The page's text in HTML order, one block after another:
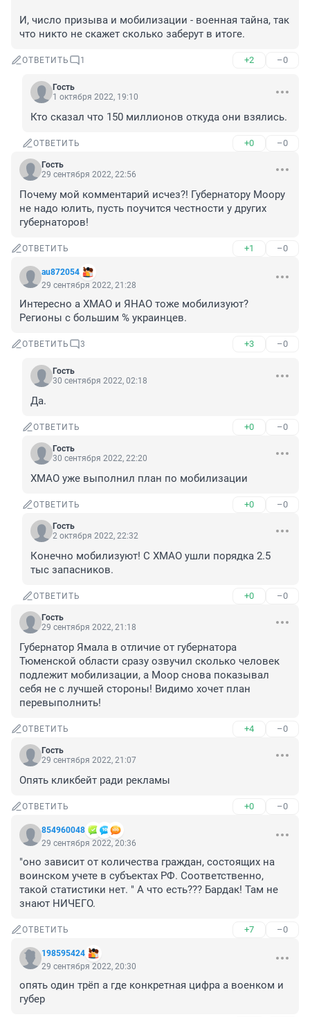
И, число призыва и мобилизации - военная тайна, так
что никто не скажет сколько заберут в итоге.
ОТВЕТИТЬ 1 +2 –0
Гость
1 октября 2022, 19:10
Кто сказал что 150 миллионов откуда они взялись.
ОТВЕТИТЬ +0 –0
Гость
29 сентября 2022, 22:56
Почему мой комментарий исчез?! Губернатору Моору
не надо юлить, пусть поучится честности у других
губернаторов!
ОТВЕТИТЬ +1 –0
au872054
29 сентября 2022, 21:28
Интересно а ХМАО и ЯНАО тоже мобилизуют?
Регионы с большим % украинцев.
ОТВЕТИТЬ 3 +3 –0
Гость
30 сентября 2022, 02:18
Да.
ОТВЕТИТЬ +0 –0
Гость
30 сентября 2022, 22:20
ХМАО уже выполнил план по мобилизации
ОТВЕТИТЬ +0 –0
Гость
2 октября 2022, 22:32
Конечно мобилизуют! С ХМАО ушли порядка 2.5
тыс запасников.
ОТВЕТИТЬ +0 –0
Гость
29 сентября 2022, 21:18
Губернатор Ямала в отличие от губернатора
Тюменской области сразу озвучил сколько человек
подлежит мобилизации, а Моор снова показывал
себя не с лучшей стороны! Видимо хочет план
перевыполнить!
ОТВЕТИТЬ +4 –0
Гость
29 сентября 2022, 21:07
Опять кликбейт ради рекламы
ОТВЕТИТЬ +0 –0
854960048
29 сентября 2022, 20:36
"оно зависит от количества граждан, состоящих на
воинском учете в субъектах РФ. Соответственно,
такой статистики нет. " А что есть??? Бардак! Там не
знают НИЧЕГО.
ОТВЕТИТЬ +7 –0
198595424
29 сентября 2022, 20:30
опять один трёп а где конкретная цифра а военком и
губер